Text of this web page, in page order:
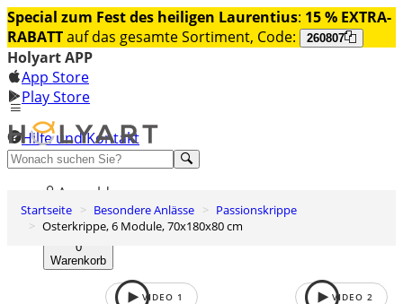
Special zum Fest des heiligen Laurentius: 15 % EXTRA-
RABATTauf das gesamte Sortiment, Code: 260807
Holyart APP
App Store
Play Store
Hilfe und Kontakt
Entdecken Sie Premium
Anmelden
Wunschliste
0
Warenkorb
Startseite Besondere Anlässe
Passionskrippe
Osterkrippe, 6 Module, 70x180x80 cm
VIDEO 1 VIDEO 2